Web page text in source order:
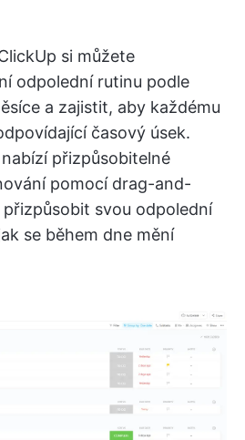
si můžete
odpolední rutinu podle
a zajistit, aby každému
časový úsek.
přizpůsobitelné
pomocí drag-and-
svou odpolední
se během dne mění